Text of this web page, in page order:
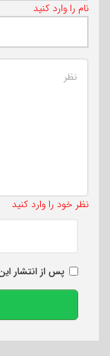
نام را وارد کنید
نظر خود را وارد کنید
پس از انتشار